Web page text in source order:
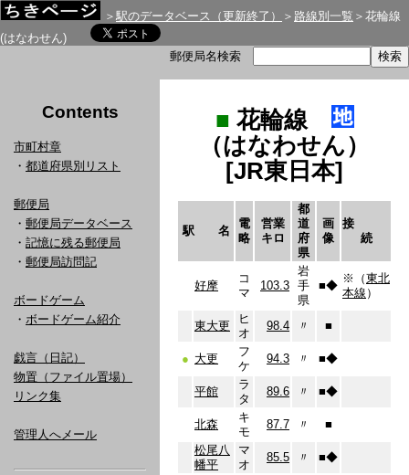
＞ 駅のデータベース（更新終了） ＞ 路線別一覧 ＞花輪線
(はなわせん)
郵便局名検索
Contents
市町村章
・ 都道府県別リスト
郵便局
・ 郵便局データベース
・ 記憶に残る郵便局
・ 郵便局訪問記
ボードゲーム
・ ボードゲーム紹介
戯言（日記）
物置（ファイル置場）
リンク集
管理人へメール
■ 花輪線
（はなわせん）
[JR東日本]
駅 名
電
略
営業
キロ
都
道
府
県
画
像
接
続
好摩
コ
マ
103.3
岩
手
県
■◆
※（東北
本線 ）
東大更
ヒ
オ
98.4 〃 ■
● 大更
フ
ケ
94.3 〃 ■◆
平館
ラ
タ
89.6 〃 ■◆
北森
キ
モ
87.7 〃
■
松尾八
幡平
マ
オ
85.5 〃 ■◆